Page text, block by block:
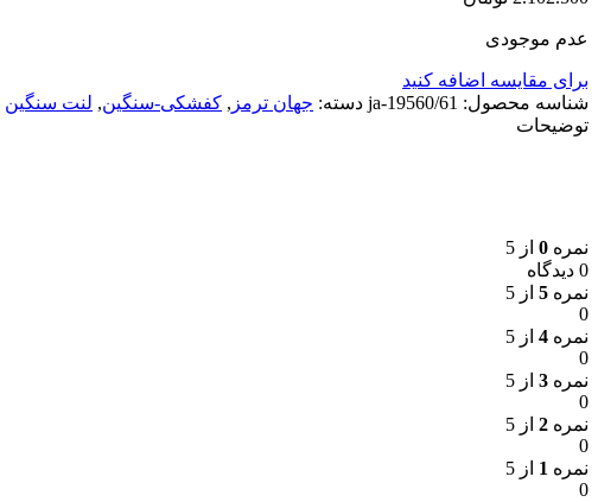
عدم موجودی
برای مقایسه اضافه کنید
شناسه محصول: ja-19560/61 دسته: جهان ترمز , کفشکی-سنگین, لنت سنگین
توضیحات
نمره 0 از 5
0 دیدگاه
نمره 5 از 5
0
نمره 4 از 5
0
نمره 3 از 5
0
نمره 2 از 5
0
نمره 1 از 5
0